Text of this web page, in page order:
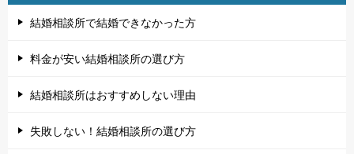
結婚相談所で結婚できなかった方
料金が安い結婚相談所の選び方
結婚相談所はおすすめしない理由
失敗しない！結婚相談所の選び方